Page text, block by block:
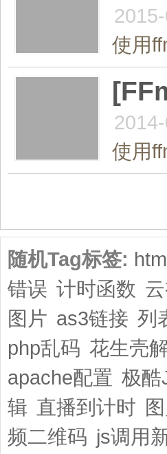
使用
使用
随机Tag标签:
错误 计时函数
图片 as3链接 列
php乱码 花生壳
apache配置 极酷
辑 直播到计时
频二维码 js调用